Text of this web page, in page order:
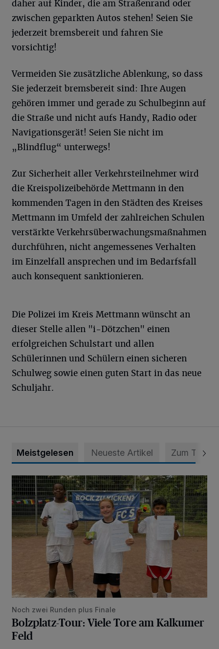
daher auf Kinder, die am Straßenrand oder
zwischen geparkten Autos stehen! Seien Sie
jederzeit bremsbereit und fahren Sie
vorsichtig!
Vermeiden Sie zusätzliche Ablenkung, so dass
Sie jederzeit bremsbereit sind: Ihre Augen
gehören immer und gerade zu Schulbeginn auf
die Straße und nicht aufs Handy, Radio oder
Navigationsgerät! Seien Sie nicht im
„Blindflug“ unterwegs!
Zur Sicherheit aller Verkehrsteilnehmer wird
die Kreispolizeibehörde Mettmann in den
kommenden Tagen in den Städten des Kreises
Mettmann im Umfeld der zahlreichen Schulen
verstärkte Verkehrsüberwachungsmaßnahmen
durchführen, nicht angemessenes Verhalten
im Einzelfall ansprechen und im Bedarfsfall
auch konsequent sanktionieren.
Die Polizei im Kreis Mettmann wünscht an
dieser Stelle allen "i-Dötzchen" einen
erfolgreichen Schulstart und allen
Schülerinnen und Schülern einen sicheren
Schulweg sowie einen guten Start in das neue
Schuljahr.
Meistgelesen Neueste Artikel Zum Thema
Bolzplatz-Tour: Viele Tore am Kalkumer Feld
Noch zwei Runden plus Finale
Bolzplatz-Tour: Viele Tore am Kalkumer
Feld